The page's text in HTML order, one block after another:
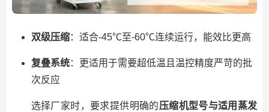
双级压缩：适合-45℃至-60℃连续运行，能效比更高
复叠系统：更适用于需要超低温且温控精度严苛的批
次反应
选择厂家时，要求提供明确的压缩机型号与适用蒸发